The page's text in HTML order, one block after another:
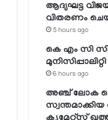
ആദ്യഘട്ട
വിതരണം
5 hours ago
കെ എം സി
6 hours ago
അഞ്ച് ലോക